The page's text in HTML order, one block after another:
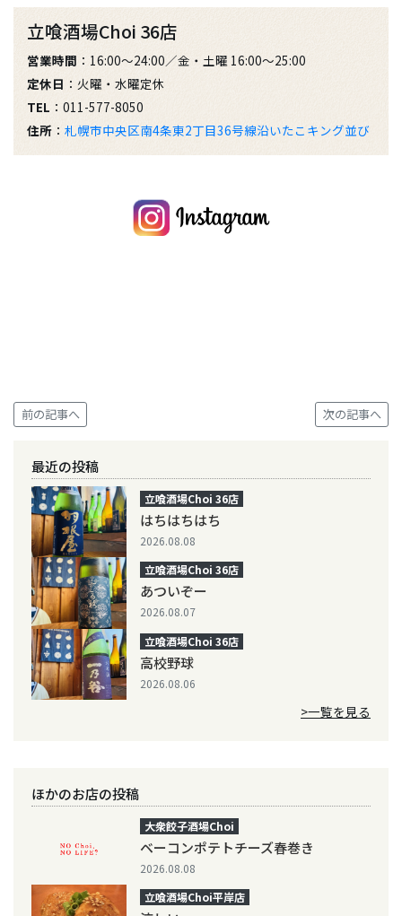
立喰酒場Choi 36店
営業時間 ：16:00～24:00／金・土曜 16:00～25:00
定休日 ：火曜・水曜定休
TEL ：011-577-8050
住所 ： 札幌市中央区南4条東2丁目36号線沿いたこキング並び
前の記事へ 次の記事へ
最近の投稿
立喰酒場Choi 36店
はちはちはち
2026.08.08
立喰酒場Choi 36店
あついぞー
2026.08.07
立喰酒場Choi 36店
高校野球
2026.08.06
>一覧を見る
ほかのお店の投稿
大衆餃子酒場Choi
ベーコンポテトチーズ春巻き
2026.08.08
立喰酒場Choi平岸店